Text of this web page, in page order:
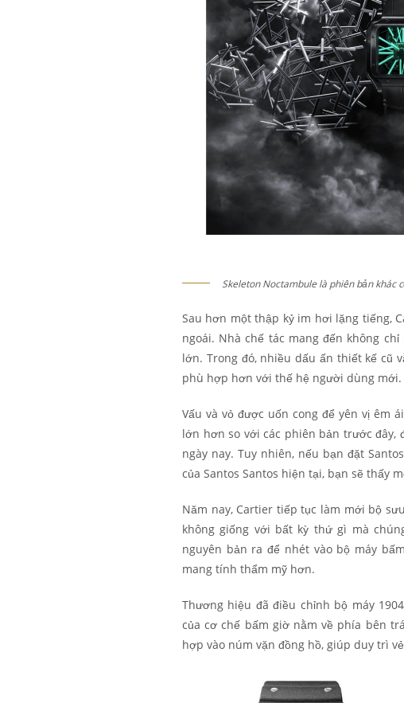
Skeleton Noctambule là phiên bản khác
Sau hơn một thập kỷ im hơi lặng tiếng,
ngoái. Nhà chế tác mang đến không
lớn. Trong đó, nhiều dấu ấn thiết kế cũ
phù hợp hơn với thế hệ người dùng mới.
Vấu và vỏ được uốn cong để yên vị êm
lớn hơn so với các phiên bản trước
ngày nay. Tuy nhiên, nếu bạn đặt
của Santos Santos hiện tại, bạn sẽ thấy
Năm nay, Cartier tiếp tục làm mới bộ
không giống với bất kỳ thứ gì mà
nguyên bản ra để nhét vào bộ máy
mang tính thẩm mỹ hơn.
Thương hiệu đã điều chỉnh bộ máy
của cơ chế bấm giờ nằm về phía bên
hợp vào núm vặn đồng hồ, giúp duy trì